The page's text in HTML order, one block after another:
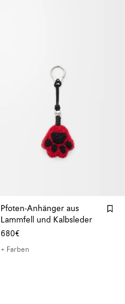
Pfoten-Anhänger aus
Lammfell und Kalbsleder
680€
+ Farben